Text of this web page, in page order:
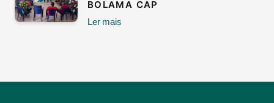
BOLAMA CAP
Ler mais